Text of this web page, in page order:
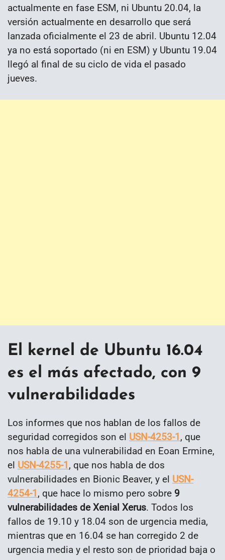
actualmente en fase ESM, ni Ubuntu 20.04, la
versión actualmente en desarrollo que será
lanzada oficialmente el 23 de abril. Ubuntu 12.04
ya no está soportado (ni en ESM) y Ubuntu 19.04
llegó al final de su ciclo de vida el pasado
jueves.
El kernel de Ubuntu 16.04
es el más afectado, con 9
vulnerabilidades
Los informes que nos hablan de los fallos de
seguridad corregidos son el USN-4253-1 , que
nos habla de una vulnerabilidad en Eoan Ermine,
el USN-4255-1 , que nos habla de dos
vulnerabilidades en Bionic Beaver, y el USN-
4254-1 , que hace lo mismo pero sobre 9
vulnerabilidades de Xenial Xerus. Todos los
fallos de 19.10 y 18.04 son de urgencia media,
mientras que en 16.04 se han corregido 2 de
urgencia media y el resto son de prioridad baja o